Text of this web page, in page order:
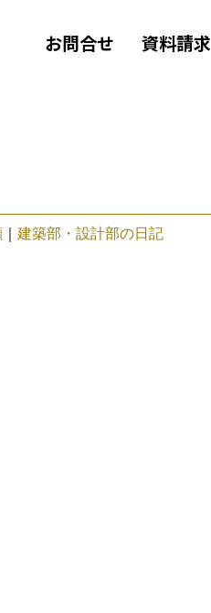
お問合せ 資料請求
建築部・設計部の日記